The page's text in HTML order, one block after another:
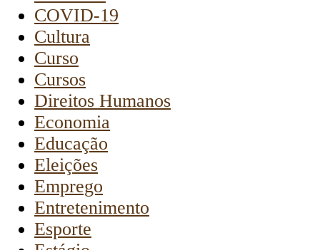
COVID-19
Cultura
Curso
Cursos
Direitos Humanos
Economia
Educação
Eleições
Emprego
Entretenimento
Esporte